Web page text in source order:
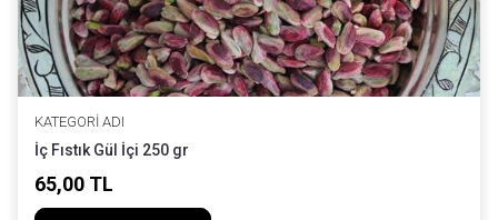
KATEGORI ADI
İç Fıstık Gül İçi 250 gr
65,00 TL